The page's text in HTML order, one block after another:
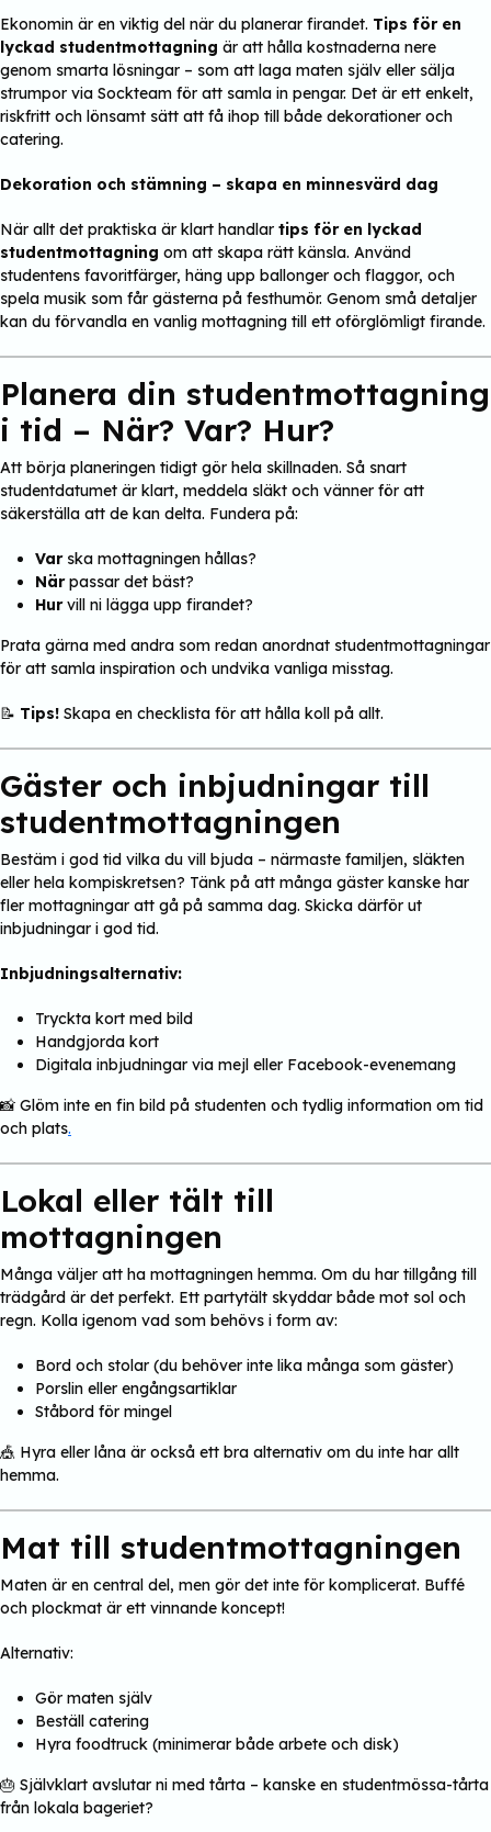
Ekonomin är en viktig del när du planerar firandet. Tips för en
lyckad studentmottagning är att hålla kostnaderna nere
genom smarta lösningar – som att laga maten själv eller sälja
strumpor via Sockteam för att samla in pengar. Det är ett enkelt,
riskfritt och lönsamt sätt att få ihop till både dekorationer och
catering.
Dekoration och stämning – skapa en minnesvärd dag
När allt det praktiska är klart handlar tips för en lyckad
studentmottagning om att skapa rätt känsla. Använd
studentens favoritfärger, häng upp ballonger och flaggor, och
spela musik som får gästerna på festhumör. Genom små detaljer
kan du förvandla en vanlig mottagning till ett oförglömligt firande.
Planera din studentmottagning
i tid – När? Var? Hur?
Att börja planeringen tidigt gör hela skillnaden. Så snart
studentdatumet är klart, meddela släkt och vänner för att
säkerställa att de kan delta. Fundera på:
Varska mottagningen hållas?
Närpassar det bäst?
Hurvill ni lägga upp firandet?
Prata gärna med andra som redan anordnat studentmottagningar
för att samla inspiration och undvika vanliga misstag.
📝 Tips! Skapa en checklista för att hålla koll på allt.
Gäster och inbjudningar till
studentmottagningen
Bestäm i god tid vilka du vill bjuda – närmaste familjen, släkten
eller hela kompiskretsen? Tänk på att många gäster kanske har
fler mottagningar att gå på samma dag. Skicka därför ut
inbjudningar i god tid.
Inbjudningsalternativ:
Tryckta kort med bild
Handgjorda kort
Digitala inbjudningar via mejl eller Facebook-evenemang
📸 Glöm inte en fin bild på studenten och tydlig information om tid
och plats.
Lokal eller tält till
mottagningen
Många väljer att ha mottagningen hemma. Om du har tillgång till
trädgård är det perfekt. Ett partytält skyddar både mot sol och
regn. Kolla igenom vad som behövs i form av:
Bord och stolar (du behöver inte lika många som gäster)
Porslin eller engångsartiklar
Ståbord för mingel
🎪 Hyra eller låna är också ett bra alternativ om du inte har allt
hemma.
Mat till studentmottagningen
Maten är en central del, men gör det inte för komplicerat. Buffé
och plockmat är ett vinnande koncept!
Alternativ:
Gör maten själv
Beställ catering
Hyra foodtruck (minimerar både arbete och disk)
🎂 Självklart avslutar ni med tårta – kanske en studentmössa-tårta
från lokala bageriet?